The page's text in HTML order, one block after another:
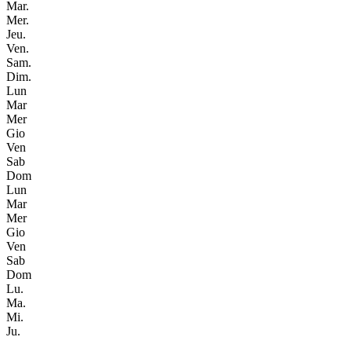
Mar.
Mer.
Jeu.
Ven.
Sam.
Dim.
Lun
Mar
Mer
Gio
Ven
Sab
Dom
Lun
Mar
Mer
Gio
Ven
Sab
Dom
Lu.
Ma.
Mi.
Ju.